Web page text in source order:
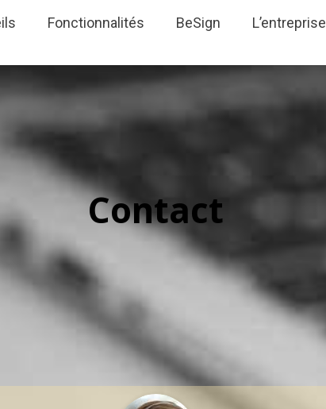
Fonctionnalités BeSign L’entreprise
Contact